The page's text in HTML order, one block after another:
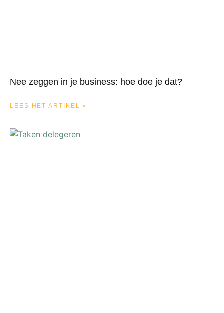
Nee zeggen in je business: hoe doe je dat?
LEES HET ARTIKEL »